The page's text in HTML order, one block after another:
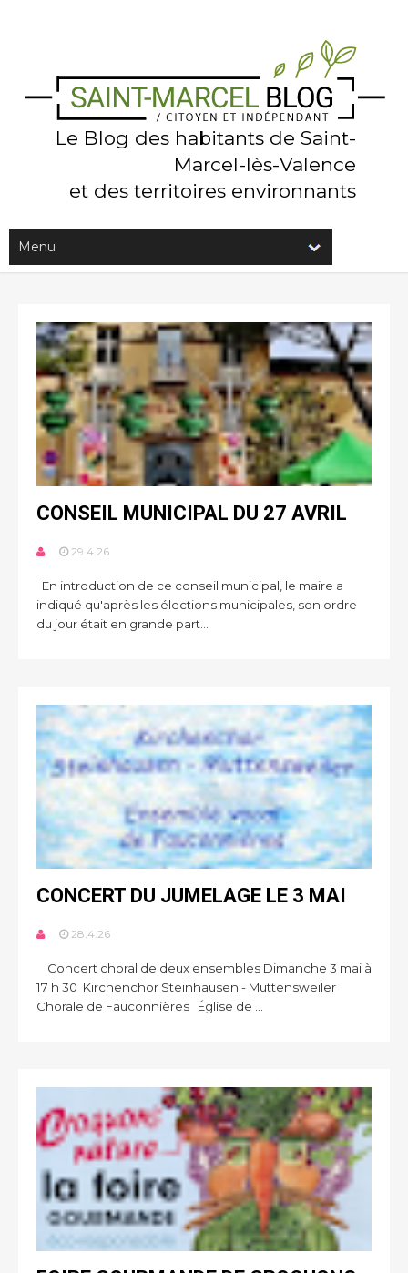
Le Blog des habitants de Saint-
Marcel-lès-Valence
et des territoires environnants
CONSEIL MUNICIPAL DU 27 AVRIL
29.4.26
En introduction de ce conseil municipal, le maire a
indiqué qu'après les élections municipales, son ordre
du jour était en grande part...
CONCERT DU JUMELAGE LE 3 MAI
28.4.26
Concert choral de deux ensembles Dimanche 3 mai à
17 h 30 Kirchenchor Steinhausen - Muttensweiler
Chorale de Fauconnières Église de ...